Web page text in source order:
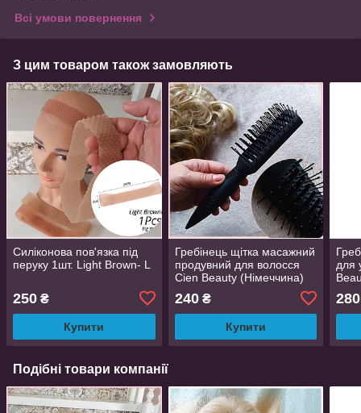
Всі умови повернення
З цим товаром також замовляють
Силіконова пов'язка під
перуку 1шт. Light Brown- L
250 ₴
Купити
Гребінець щітка масажний
продувний для волосся
Cien Beauty (Німеччина)
240₴
Купити
для
280
Подібні товари компанії